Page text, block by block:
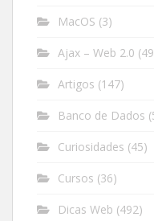
MacOS (3)
Ajax – Web 2.0
Artigos (147)
Banco de Dados
Curiosidades (45)
Cursos (36)
Dicas Web (492)